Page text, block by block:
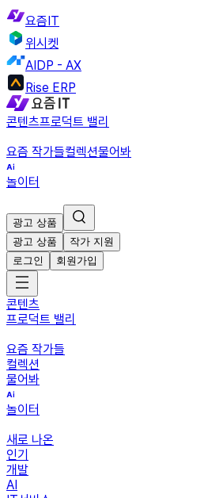
요즘IT
위시켓
AIDP - AX
Rise ERP
콘텐츠프로덕트 밸리
요즘 작가들컬렉션물어봐
놀이터
광고 상품
광고 상품
작가 지원
로그인
회원가입
콘텐츠
프로덕트 밸리
요즘 작가들
컬렉션
물어봐
놀이터
새로 나온
인기
개발
AI